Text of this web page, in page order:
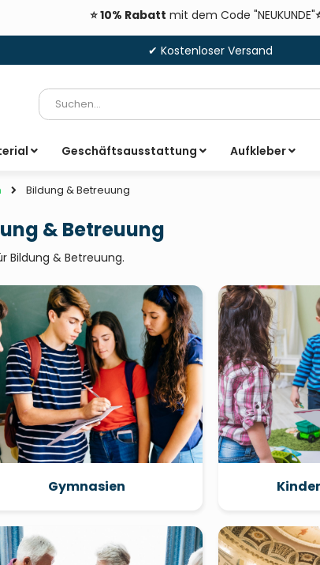
⭐ 10% Rabatt mit dem Code "NEUKUNDE"
✔ Kostenloser Versand
Suche
Geschäftsausstattung Aufkleber
Bildung & Betreuung
& Betreuung
Bildung & Betreuung.
Gymnasien